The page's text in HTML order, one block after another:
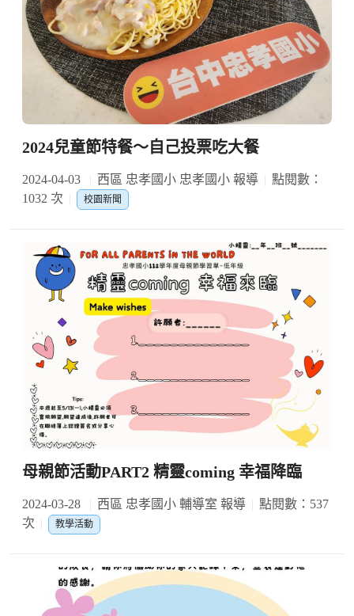
2024兒童節特餐〜自己投票吃大餐
2024-04-03 西區 忠孝國小 忠孝國小 報導
點閱數：
1032 次
校園新聞
母親節活動PART2 精靈coming 幸福降臨
2024-03-28 西區 忠孝國小 輔導室 報導
點閱數：537
次
教學活動